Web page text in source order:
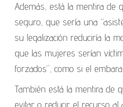
Además, está la mentira de
seguro, que sería una
su legalización reduciría la
que las mujeres serían
forzados”, como si el
También está la mentira de
evitar o reducir el recurso al